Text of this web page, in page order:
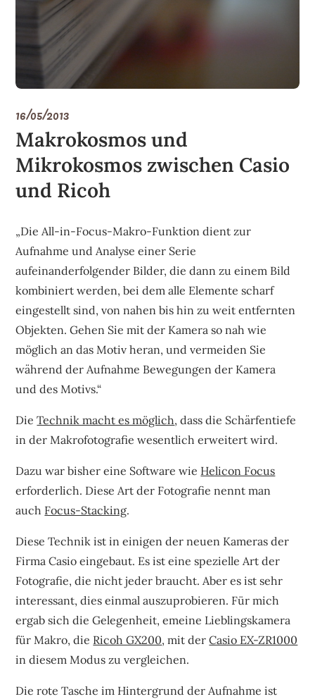
16/05/2013
Makrokosmos und
Mikrokosmos zwischen Casio
und Ricoh
„Die All-in-Focus-Makro-Funktion dient zur
Aufnahme und Analyse einer Serie
aufeinanderfolgender Bilder, die dann zu einem Bild
kombiniert werden, bei dem alle Elemente scharf
eingestellt sind, von nahen bis hin zu weit entfernten
Objekten. Gehen Sie mit der Kamera so nah wie
möglich an das Motiv heran, und vermeiden Sie
während der Aufnahme Bewegungen der Kamera
und des Motivs.“
DieTechnik macht es möglich, dass die Schärfentiefe
in der Makrofotografie wesentlich erweitert wird.
Dazu war bisher eine Software wie Helicon Focus
erforderlich. Diese Art der Fotografie nennt man
auch Focus-Stacking.
Diese Technik ist in einigen der neuen Kameras der
Firma Casio eingebaut. Es ist eine spezielle Art der
Fotografie, die nicht jeder braucht. Aber es ist sehr
interessant, dies einmal auszuprobieren. Für mich
ergab sich die Gelegenheit, emeine Lieblingskamera
für Makro, die Ricoh GX200, mit derCasio EX-ZR1000
in diesem Modus zu vergleichen.
Die rote Tasche im Hintergrund der Aufnahme ist